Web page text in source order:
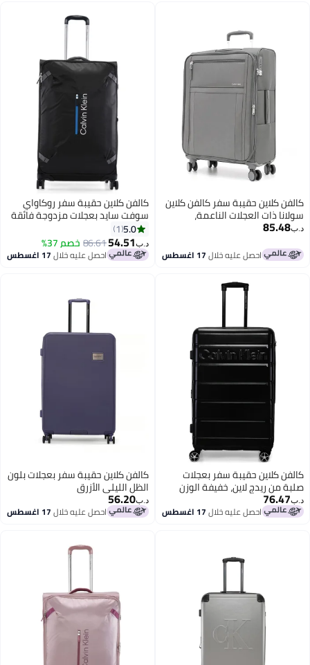
2
كالفن كلاين حقيبة سفر كالفن كلاين
سولانا ذات العجلات الناعمة،
مصنوعة من البوليستر فائق الخفة،
د.ب‏85.48
احصل عليه خلال17 اغسطس
2
كالفن كلاين حقيبة سفر روكاواي
سوفت سايد بعجلات مزدوجة فائقة
الخفة
5.0
1
د.ب‏54.51
86.61خصم 37%
احصل عليه خلال17 اغسطس
3
كالفن كلاين حقيبة سفر بعجلات
صلبة من ريدج لاين، خفيفة الوزن
أسود
د.ب‏76.47
احصل عليه خلال17 اغسطس 3
كالفن كلاين حقيبة سفر بعجلات بلون
الظل الليلي الأزرق
د.ب‏56.20
احصل عليه خلال17 اغسطس